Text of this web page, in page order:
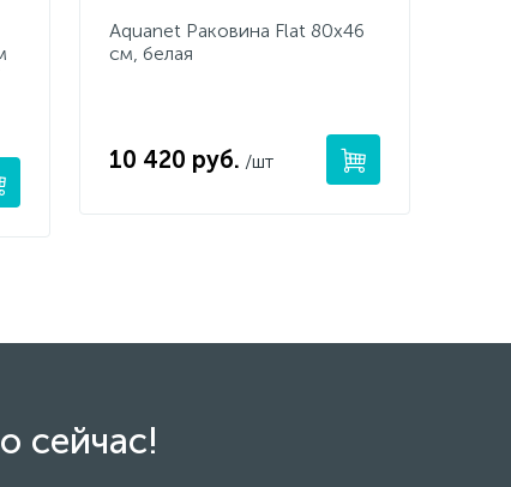
Aquanet Раковина Flat 80х46
см, белая
10 420 руб. /шт
сейчас!